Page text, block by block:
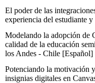
El poder de las
experiencia del estudiante
Modelando la adopción de
calidad de la educación
los Andes - Chile [Español]
Potenciando la motivación
insignias digitales en